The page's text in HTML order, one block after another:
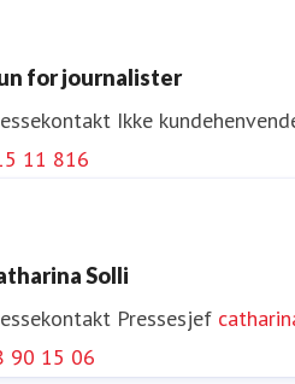
for journalister
Ikke
11 816
Solli
Pressesjef
90 15 06